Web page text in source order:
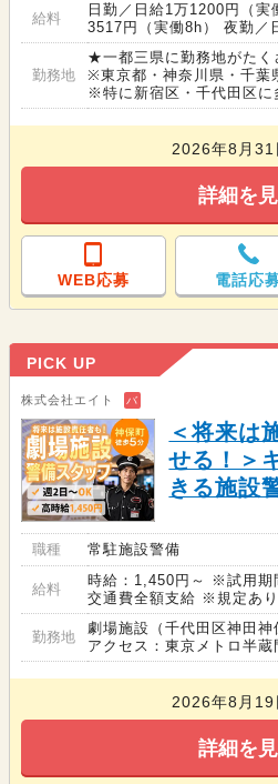
給料
日勤／日給1万1200円（
3517円（実働8h） 夜勤／
勤務地
★一都三県に勤務地がた
※東京都・神奈川県・千葉
※特に新宿区・千代田区に
2026年8月31
詳細を
WEB応募 電話応
PICK UP
株式会社エイト バ
＜将来は
せる！＞
きる施設
職種 常駐施設警備
給料
時給：1,450円～ ※試用
交通費全額支給 ※規定あ
勤務地
劇場施設（千代田区神田神
アクセス：東京メトロ半蔵
2026年8月19
詳細を